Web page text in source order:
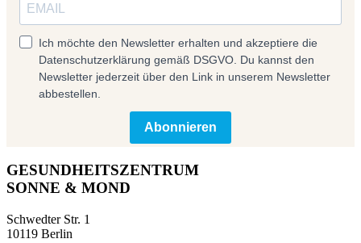
Ich möchte den Newsletter erhalten und akzeptiere die
Datenschutzerklärung gemäß DSGVO. Du kannst den
Newsletter jederzeit über den Link in unserem Newsletter
abbestellen.
Abonnieren
GESUNDHEITSZENTRUM
SONNE & MOND
Schwedter Str. 1
10119 Berlin